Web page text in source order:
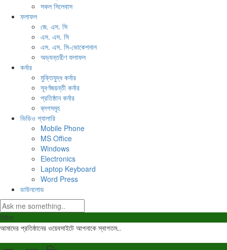
সকল সিলেবাস
ফলাফল
জে. এস. সি
এস. এস. সি
এস. এস. সি-ভোকেশনাল
অভ্যন্তরীণ ফলাফল
কর্নার
মুক্তিযুদ্ধ কর্নার
সূবর্ণজয়ন্তী কর্নার
প্রতিষ্ঠান কর্নার
ব্লগসমূহ
ভিডিও গ্যালারি
Mobile Phone
MS Office
Windows
Electronics
Laptop Keyboard
Word Press
ডাউনলোড
নিউজ:
আমাদের প্রতিষ্ঠানের ওয়েবসাইটে আপনাকে স্বাগতম..